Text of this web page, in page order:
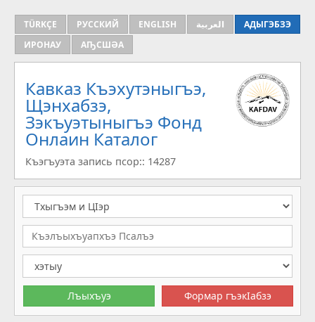
TÜRKÇE РУССКИЙ ENGLISH العربية
АДЫГЭБЗЭ
ИРОНАУ
АҦСШӘА
Кавказ Къэхутэныгъэ,
Щэнхабзэ,
Зэкъуэтыныгъэ Фонд
Онлаин Каталог
Къэгъуэта запись псор:: 14287